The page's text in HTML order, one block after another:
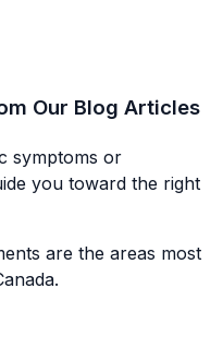
Our Blog Articles
symptoms or
you toward the right
are the areas most